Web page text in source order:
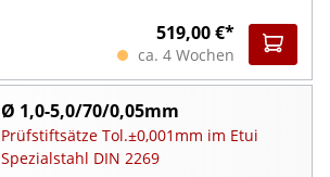
519,00 €*
ca. 4 Wochen
Ø 1,0-5,0/70/0,05mm
Prüfstiftsätze Tol.±0,001mm im Etui
Spezialstahl DIN 2269